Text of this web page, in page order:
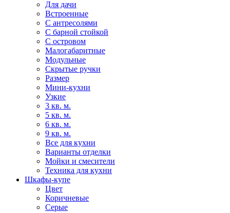
Для дачи
Встроенные
С антресолями
С барной стойкой
С островом
Малогабаритные
Модульные
Скрытые ручки
Размер
Мини-кухни
Узкие
3 кв. м.
5 кв. м.
6 кв. м.
9 кв. м.
Все для кухни
Варианты отделки
Мойки и смесители
Техника для кухни
Шкафы-купе
Цвет
Коричневые
Серые